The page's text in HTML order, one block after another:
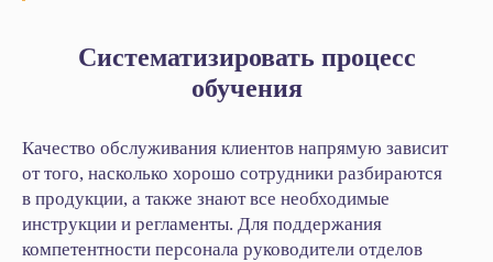
Систематизировать процесс
обучения
Качество обслуживания клиентов напрямую зависит
от того, насколько хорошо сотрудники разбираются
в продукции, а также знают все необходимые
инструкции и регламенты. Для поддержания
компетентности персонала руководители отделов